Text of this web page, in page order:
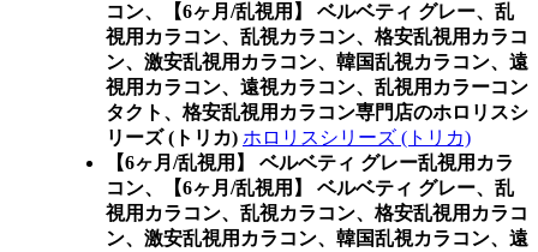
コン、
【6ヶ月/乱視用】 ベルベティ グレー、乱
視用カラコン、乱視カラコン、格安乱視用カラコ
ン、激安乱視用カラコン、韓国乱視カラコン、遠
視用カラコン、遠視カラコン、乱視用カラーコン
タクト、格安乱視用カラコン専門店のホロリスシ
リーズ (トリカ) ホロリスシリーズ (トリカ)
【6ヶ月/乱視用】 ベルベティ グレー乱視用カラ
コン、
【6ヶ月/乱視用】 ベルベティ グレー、乱
視用カラコン、乱視カラコン、格安乱視用カラコ
ン、激安乱視用カラコン、韓国乱視カラコン、遠